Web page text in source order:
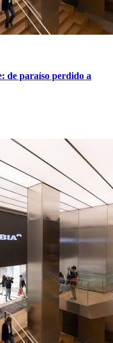
de paraíso perdido a